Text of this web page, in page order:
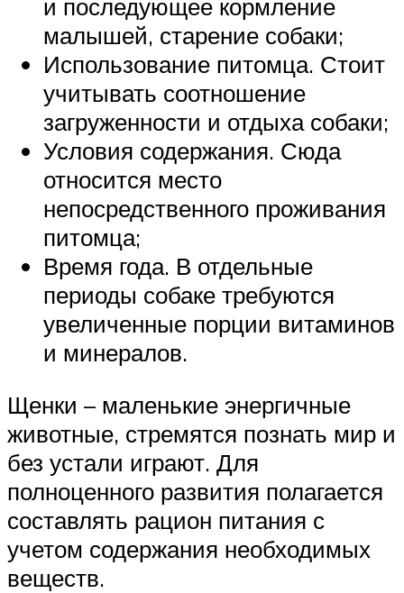
и последующее кормление
малышей, старение собаки;
Использование питомца. Стоит
учитывать соотношение
загруженности и отдыха собаки;
Условия содержания. Сюда
относится место
непосредственного проживания
питомца;
Время года. В отдельные
периоды собаке требуются
увеличенные порции витаминов
и минералов.
Щенки – маленькие энергичные
животные, стремятся познать мир и
без устали играют. Для
полноценного развития полагается
составлять рацион питания с
учетом содержания необходимых
веществ.